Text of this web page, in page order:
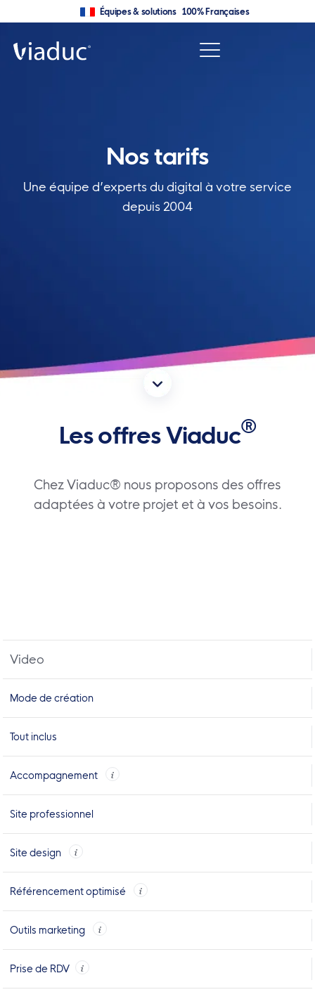
Équipes & solutions 100% Françaises
Nos tarifs
Une équipe d’experts du digital à votre service
depuis 2004
Les offres Viaduc®
Chez Viaduc® nous proposons des offres
adaptées à votre projet et à vos besoins.
Video
Mode de création
Tout inclus
Accompagnement
Site professionnel
Site design
Référencement optimisé
Outils marketing
Prise de RDV